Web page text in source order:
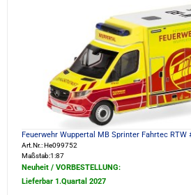
Feuerwehr Wuppertal MB Sprinter Fahrtec RTW
Art.Nr.: He099752
Maßstab:1:87
Neuheit / VORBESTELLUNG:
Lieferbar 1.Quartal 2027